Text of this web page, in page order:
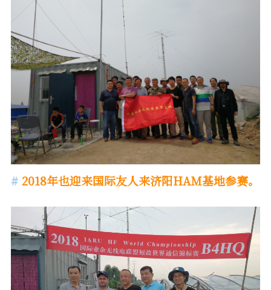
2018年也迎来国际友人来济阳HAM基地参赛。